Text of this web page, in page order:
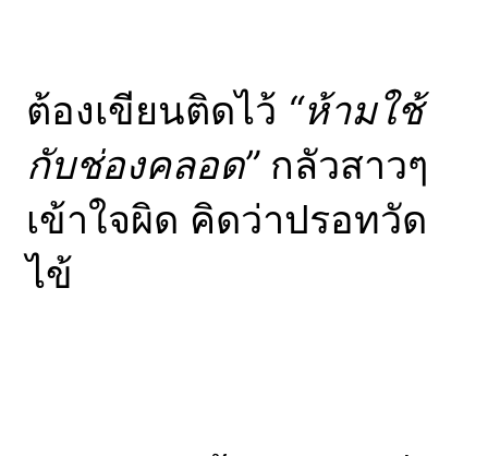
ต้องเขียนติดไว้ “ห้ามใช้
กับช่องคลอด”กลัวสาวๆ
เข้าใจผิด คิดว่าปรอทวัด
ไข้